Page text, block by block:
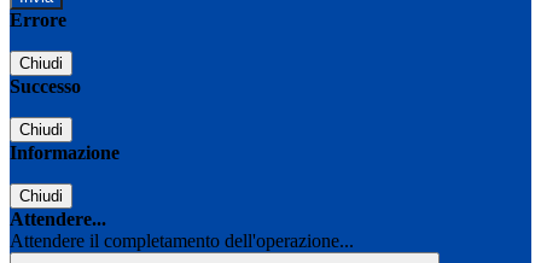
Errore
Chiudi
Successo
Chiudi
Informazione
Chiudi
Attendere...
Attendere il completamento dell'operazione...